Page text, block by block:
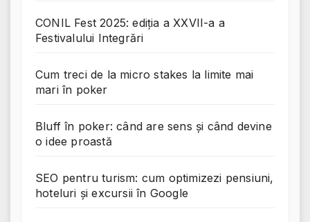
CONIL Fest 2025: ediția a XXVII-a a
Festivalului Integrări
Cum treci de la micro stakes la limite mai
mari în poker
Bluff în poker: când are sens și când devine
o idee proastă
SEO pentru turism: cum optimizezi pensiuni,
hoteluri și excursii în Google